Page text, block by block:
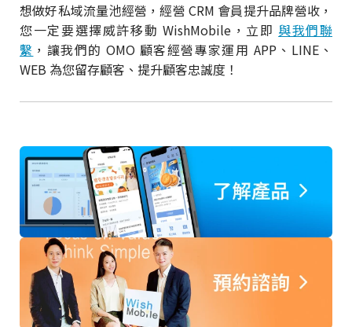
想做好私域流量池經營，經營 CRM 會員提升品牌營收，
您一定要選擇威許移動 WishMobile，立即 與我們聯
繫 ，讓我們的 OMO 顧客經營專家運用 APP、LINE、
WEB 為您留存顧客、提升顧客忠誠度！